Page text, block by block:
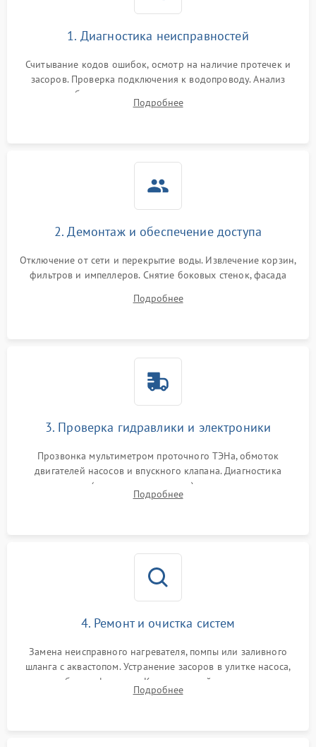
1. Диагностика неисправностей
Считывание кодов ошибок, осмотр на наличие протечек и
засоров. Проверка подключения к водопроводу. Анализ
жалоб на отсутствие слива, нагрева, вращения
разбрызгивателей или срабатывание системы защиты
Подробнее
2. Демонтаж и обеспечение доступа
Отключение от сети и перекрытие воды. Извлечение корзин,
фильтров и импеллеров. Снятие боковых стенок, фасада
циркуляционному насосу, ТЭНу и сливной помпе.
Подробнее
3. Проверка гидравлики и электроники
Прозвонка мультиметром проточного ТЭНа, обмоток
двигателей насосов и впускного клапана. Диагностика
прессостата (датчика уровня воды), датчика мутности,
концевика дверцы и электронного модуля управления.
Подробнее
4. Ремонт и очистка систем
Замена неисправного нагревателя, помпы или заливного
шланга с аквастопом. Устранение засоров в улитке насоса,
патрубках и фильтрах. Компонентный ремонт платы
управления, восстановление поврежденной проводки.
Подробнее